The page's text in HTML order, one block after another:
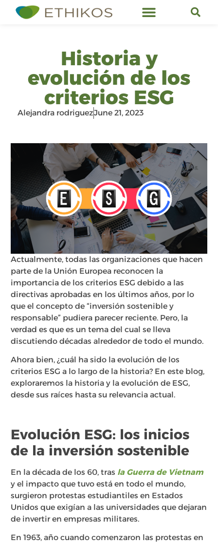
Historia y
evolución de los
criterios ESG
Alejandra rodriguezJune 21, 2023
Actualmente, todas las organizaciones que hacen
parte de la Unión Europea reconocen la
importancia de los criterios ESG debido a las
directivas aprobadas en los últimos años, por lo
que el concepto de “inversión sostenible y
responsable” pudiera parecer reciente. Pero, la
verdad es que es un tema del cual se lleva
discutiendo décadas alrededor de todo el mundo.
Ahora bien, ¿cuál ha sido la evolución de los
criterios ESG a lo largo de la historia? En este blog,
exploraremos la historia y la evolución de ESG,
desde sus raíces hasta su relevancia actual.
Evolución ESG: los inicios
de la inversión sostenible
En la década de los 60, tras la Guerra de Vietnam
y el impacto que tuvo está en todo el mundo,
surgieron protestas estudiantiles en Estados
Unidos que exigían a las universidades que dejaran
de invertir en empresas militares.
En 1963, año cuando comenzaron las protestas en